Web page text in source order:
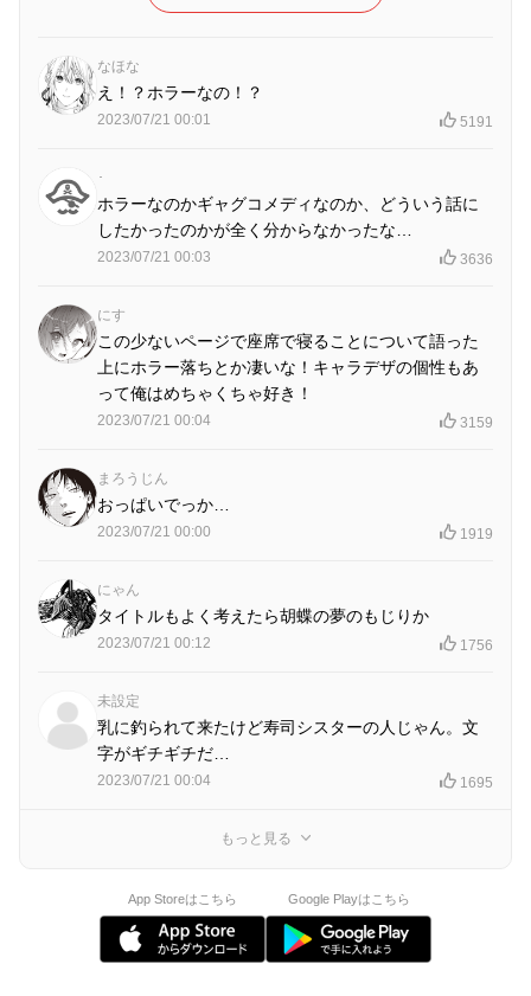
なほな
え！？ホラーなの！？
2023/07/21 00:01 5191
･
ホラーなのかギャグコメディなのか、どういう話に
したかったのかが全く分からなかったな…
2023/07/21 00:03 3636
にす
この少ないページで座席で寝ることについて語った
上にホラー落ちとか凄いな！キャラデザの個性もあ
って俺はめちゃくちゃ好き！
2023/07/21 00:04 3159
まろうじん
おっぱいでっか…
2023/07/21 00:00 1919
にゃん
タイトルもよく考えたら胡蝶の夢のもじりか
2023/07/21 00:12 1756
未設定
乳に釣られて来たけど寿司シスターの人じゃん。文
字がギチギチだ…
2023/07/21 00:04 1695
もっと見る
App Storeはこちら Google Playはこちら